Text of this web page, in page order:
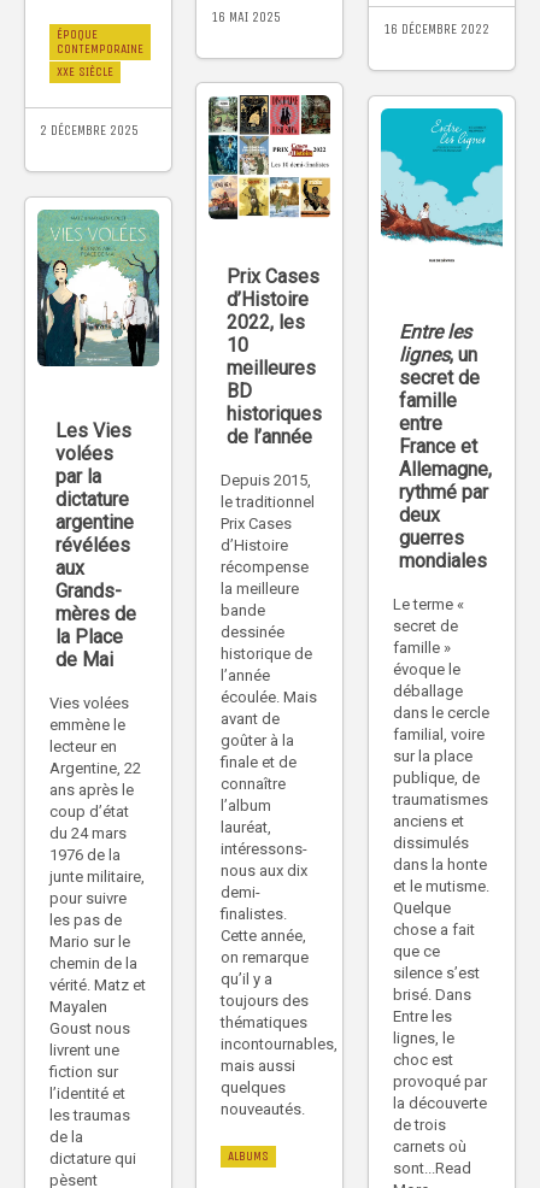
ÉPOQUE
CONTEMPORAINE
XXE SIÈCLE
2 DÉCEMBRE 2025
16 MAI 2025
16 DÉCEMBRE 2022
Prix Cases
d’Histoire
2022, les
10
meilleures
BD
historiques
de l’année
Depuis 2015,
le traditionnel
Prix Cases
d’Histoire
récompense
la meilleure
bande
dessinée
historique de
l’année
écoulée. Mais
avant de
goûter à la
finale et de
connaître
l’album
lauréat,
intéressons-
nous aux dix
demi-
finalistes.
Cette année,
on remarque
qu’il y a
toujours des
thématiques
incontournables,
mais aussi
quelques
nouveautés.
ALBUMS
Entre les
lignes, un
secret de
famille
entre
France et
Allemagne,
rythmé par
deux
guerres
mondiales
Le terme «
secret de
famille »
évoque le
déballage
dans le cercle
familial, voire
sur la place
publique, de
traumatismes
anciens et
dissimulés
dans la honte
et le mutisme.
Quelque
chose a fait
que ce
silence s’est
brisé. Dans
Entre les
lignes, le
choc est
provoqué par
la découverte
de trois
carnets où
sont...Read
Les Vies
volées
par la
dictature
argentine
révélées
aux
Grands-
mères de
la Place
de Mai
Vies volées
emmène le
lecteur en
Argentine, 22
ans après le
coup d’état
du 24 mars
1976 de la
junte militaire,
pour suivre
les pas de
Mario sur le
chemin de la
vérité. Matz et
Mayalen
Goust nous
livrent une
fiction sur
l’identité et
les traumas
de la
dictature qui
pèsent